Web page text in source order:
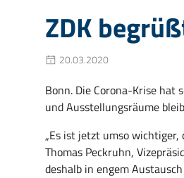
ZDK
20.03.2020
Bonn. Die Corona-Krise hat
und Ausstellungsräume
„Es ist jetzt umso wichtiger,
Thomas Peckruhn,
deshalb in engem